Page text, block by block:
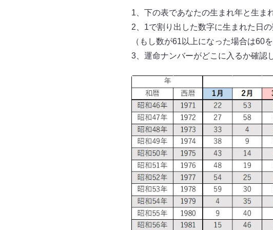
1、下の表であなたの生まれ年と生ま
2、1で割り出した数字に生まれた日
（もし数が61以上になった場合は60
3、運命ナンバーがどこに入るか確認